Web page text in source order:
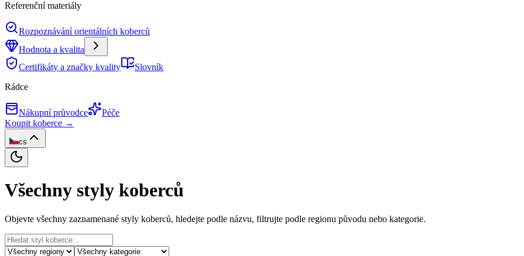
Referenční materiály
Rozpoznávání orientálních koberců
Hodnota a kvalita
Certifikáty a značky kvality
Slovník
Rádce
Nákupní průvodce
Péče
Koupit koberce →
cs
Všechny styly koberců
Objevte všechny zaznamenané styly koberců, hledejte podle názvu, filtrujte podle regionu původu nebo kategorie.